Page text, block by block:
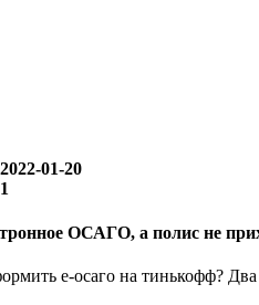
2022-01-20
1
ОСАГО, а полис не
е-осаго на тинькофф?